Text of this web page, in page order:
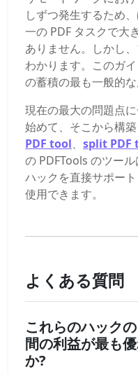
しずつ発生するため
一の PDF タスクで大
ありません。しかし
わかります。このガ
の蓄積の最も一般的な
現在の最大の問題点
始めて、そこから構
PDF tool、 split PDF
の PDFTools のツー
ハックを直接サポー
使用できます。
よくある質問
これらのハック
間の利益が最も
か?